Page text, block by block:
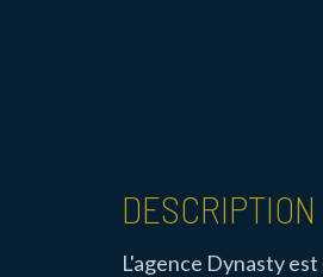
DESCRIPTION
L'agence Dynasty